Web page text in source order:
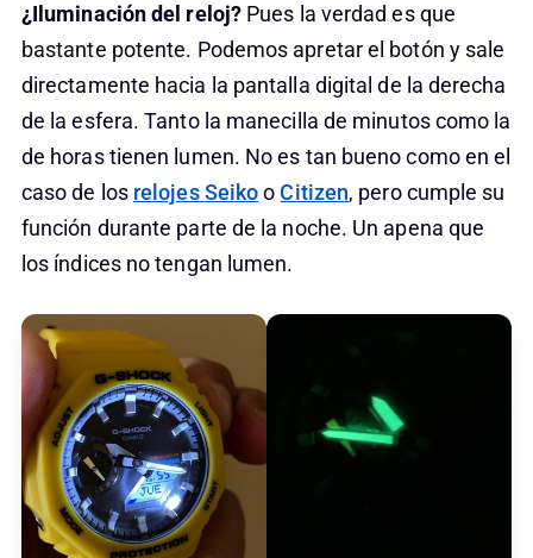
¿Iluminación del reloj?Pues la verdad es que
bastante potente. Podemos apretar el botón y sale
directamente hacia la pantalla digital de la derecha
de la esfera. Tanto la manecilla de minutos como la
de horas tienen lumen. No es tan bueno como en el
caso de los relojes SeikooCitizen, pero cumple su
función durante parte de la noche. Un apena que
los índices no tengan lumen.